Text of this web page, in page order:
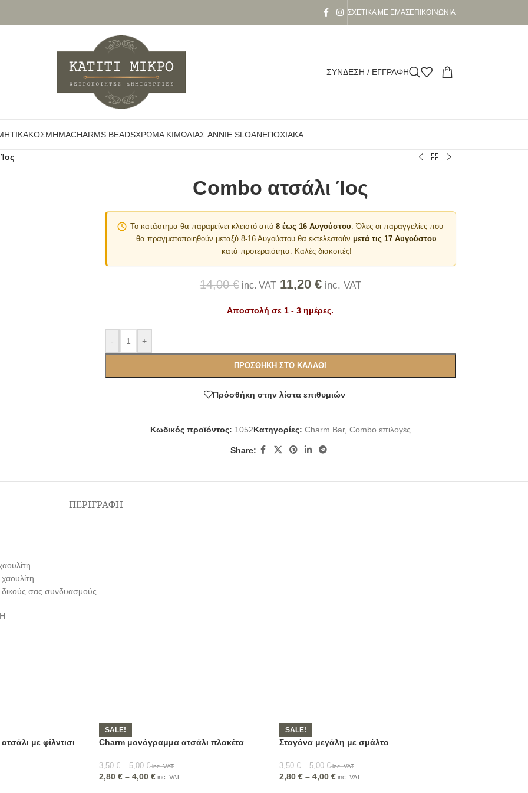
ΣΧΕΤΙΚΆ ΜΕ ΕΜΆΣΕΠΙΚΟΙΝΩΝΊΑ
ΣΎΝΔΕΣΗ / ΕΓΓΡΑΦΉ
ΚΌΣΜΗΜΑCHARMS BEADSΧΡΏΜΑ ΚΙΜΩΛΊΑΣ ANNIE SLOANΕΠΟΧΙΑΚΆ
Combo ατσάλι Ίος
Το κατάστημα θα παραμείνει κλειστό από 8 έως 16 Αυγούστου. Όλες οι παραγγελίες που
θα πραγματοποιηθούν μεταξύ 8-16 Αυγούστου θα εκτελεστούν μετά τις 17 Αυγούστου
κατά προτεραιότητα. Καλές διακοπές!
14,00€inc. VAT 11,20 €inc. VAT
Αποστολή σε 1 - 3 ημέρες.
- +
ΠΡΟΣΘΉΚΗ ΣΤΟ ΚΑΛΆΘΙ
Πρόσθήκη στην λίστα επιθυμιών
Κωδικός προϊόντος: 1052Κατηγορίες: Charm Bar, Combo επιλογές
Share:
ΠΕΡΙΓΡΑΦΉ
σας συνδυασμούς.
με φίλντισι
SALE!
Charm μονόγραμμα ατσάλι πλακέτα
3,50€ – 5,00€inc. VAT
2,80 € – 4,00 € inc. VAT
SALE!
Σταγόνα μεγάλη με σμάλτο
3,50€ – 5,00€inc. VAT
2,80 € – 4,00 €inc. VAT